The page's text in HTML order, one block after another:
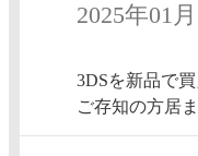
2025年01
3DSを新品で
ご存知の方居